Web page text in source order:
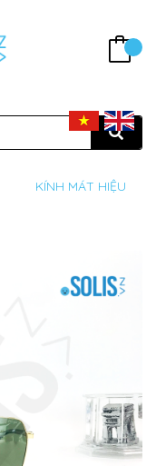
KÍNH MÁT HIỆU